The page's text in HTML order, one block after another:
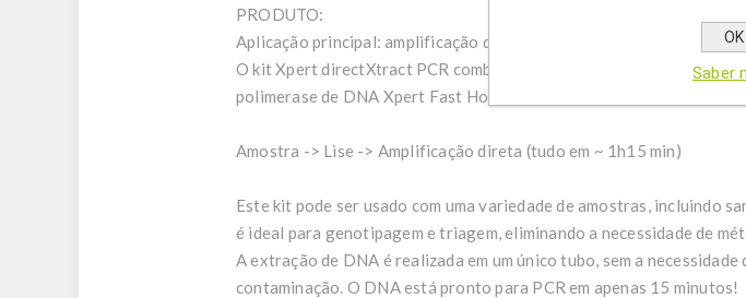
PRODUTO:
Aplicação principal: amplificação direta de sangue total, cauda de
O kit Xpert directXtract PCR combina um método simples, mas
polimerase de DNA Xpert Fast Hotstart de uma maneira conveniente
Amostra -> Lise -> Amplificação direta (tudo em ~ 1h15 min)
Este kit pode ser usado com uma variedade de amostras, incluindo
é ideal para genotipagem e triagem, eliminando a necessidade de
A extração de DNA é realizada em um único tubo, sem a
contaminação. O DNA está pronto para PCR em apenas 15 minutos!
OK
Saber